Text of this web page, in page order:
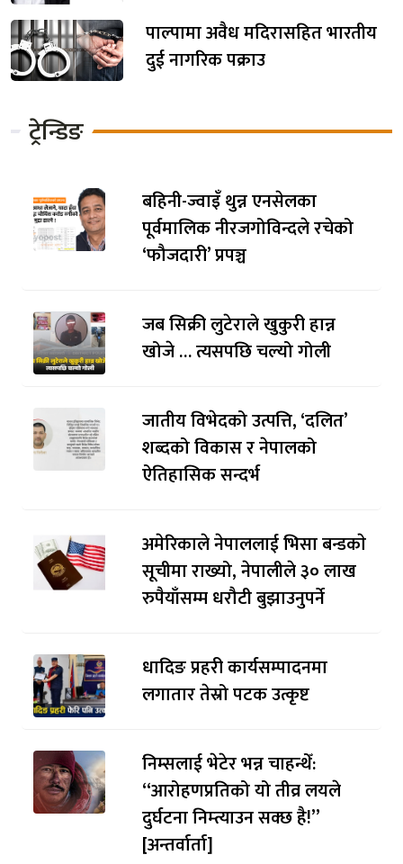
पाल्पामा अवैध मदिरासहित भारतीय
दुई नागरिक पक्राउ
ट्रेन्डिङ
बहिनी-ज्वाइँ थुन्न एनसेलका
पूर्वमालिक नीरजगोविन्दले रचेको
‘फौजदारी’ प्रपञ्च
जब सिक्री लुटेराले खुकुरी हान्न
खोजे … त्यसपछि चल्यो गोली
जातीय विभेदको उत्पत्ति, ‘दलित’
शब्दको विकास र नेपालको
ऐतिहासिक सन्दर्भ
अमेरिकाले नेपाललाई भिसा बन्डकाे
सूचीमा राख्यो, नेपालीले ३० लाख
रुपैयाँसम्म धरौटी बुझाउनुपर्ने
धादिङ प्रहरी कार्यसम्पादनमा
लगातार तेस्रो पटक उत्कृष्ट
निम्सलाई भेटेर भन्न चाहन्थेँ:
“आरोहणप्रतिको यो तीव्र लयले
दुर्घटना निम्त्याउन सक्छ है!”
[अन्तर्वार्ता]